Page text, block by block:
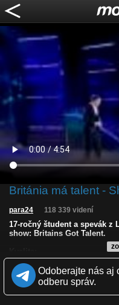
Británia má talent -
para24 118 339 videní
17-ročný študent a spevák
show: Britains Got Talent.
Zverejnené: 28.5.2009 11:51
Páči sa: 81% (100 hlasov)
Obľúbené: 49
Komentárov: 95
Odoberajte nás aj
odberu správ.